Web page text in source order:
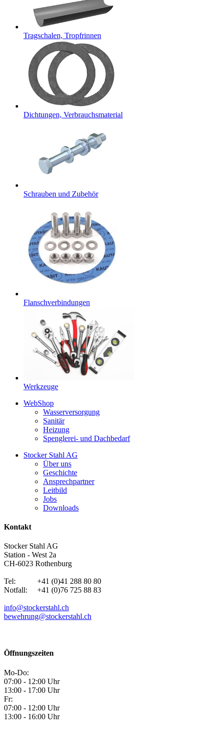
Tragschalen, Tropfrinnen
Dichtungen, Verbrauchsmaterial
Schrauben und Zubehör
Flanschverbindungen
Werkzeuge
WebShop
Wasserversorgung
Sanitär
Heizung
Spenglerei- und Dachbedarf
Stocker Stahl AG
Über uns
Geschichte
Ansprechpartner
Leitbild
Jobs
Downloads
Kontakt
Stocker Stahl AG
Station - West 2a
CH-6023 Rothenburg
Tel: +41 (0)41 288 80 80
Notfall: +41 (0)76 725 88 83
info@stockerstahl.ch
bewehrung@stockerstahl.ch
Öffnungszeiten
Mo-Do:
07:00 - 12:00 Uhr
13:00 - 17:00 Uhr
Fr:
07:00 - 12:00 Uhr
13:00 - 16:00 Uhr